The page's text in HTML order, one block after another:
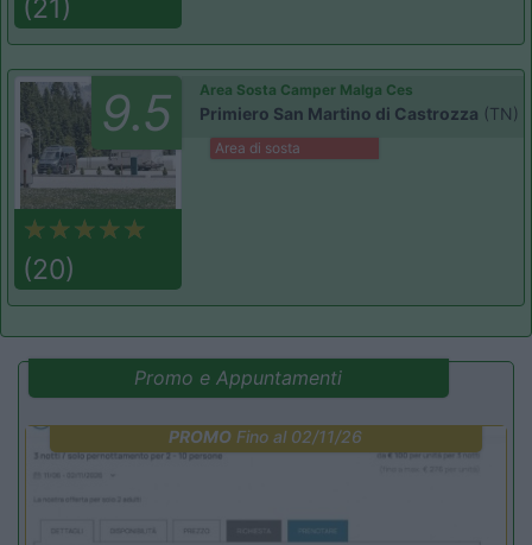
(21)
9.5
(20)
Area Sosta Camper Malga Ces
Primiero San Martino di Castrozza (TN)
Area di sosta
Promo e Appuntamenti
PROMO Fino al 02/11/26